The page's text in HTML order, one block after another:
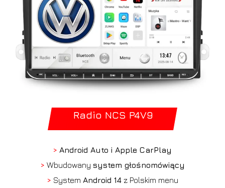
Radio NCS P4V9
> Android Auto i Apple CarPlay
> Wbudowany system głośnomówiący
> System Android 14z Polskim menu